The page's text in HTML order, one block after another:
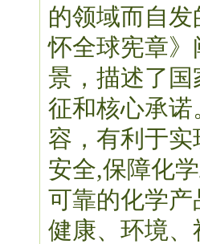
的领域而自
怀全球宪章
景，描述了
征和核心承
容，有利于
安全,保障化
可靠的化学
健康、环境